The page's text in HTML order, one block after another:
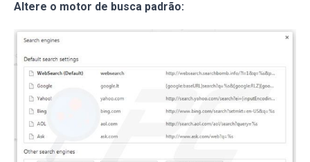
Altere o motor de busca padrão: